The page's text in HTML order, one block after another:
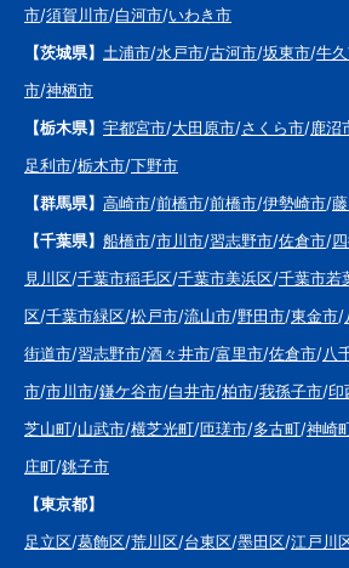
市/須賀川市/白河市/いわき市
【茨城県】 土浦市/水戸市/古河市/坂東市/牛
市/神栖市
【栃木県】 宇都宮市/大田原市/さくら市/鹿沼
足利市/栃木市/下野市
【群馬県】 高崎市/前橋市/前橋市/伊勢崎市/
【千葉県】 船橋市/市川市/習志野市/佐倉市/
見川区/千葉市稲毛区/千葉市美浜区/千葉市若
区/千葉市緑区/松戸市/流山市/野田市/東金市/
街道市/習志野市/酒々井市/富里市/佐倉市/八
市/市川市/鎌ケ谷市/白井市/柏市/我孫子市/印
芝山町/山武市/横芝光町/匝瑳市/多古町/神崎
庄町/銚子市
【東京都】
足立区/葛飾区/荒川区/台東区/墨田区/江戸川